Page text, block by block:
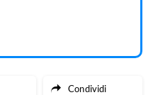
Condividi